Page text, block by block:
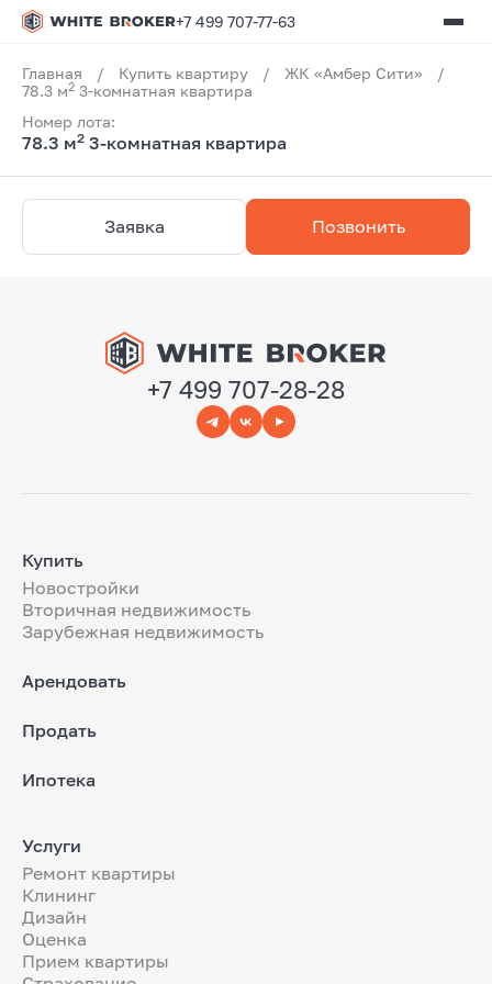
+7 499 707-77-63
Главная / Купить квартиру / ЖК «Амбер Сити»
/
78.3 м2 3-комнатная квартира
Номер лота:
78.3 м2 3-комнатная квартира
Заявка Позвонить
+7 499 707-28-28
Купить
Новостройки
Вторичная недвижимость
Зарубежная недвижимость
Арендовать
Продать
Ипотека
Услуги
Ремонт квартиры
Клининг
Дизайн
Оценка
Прием квартиры